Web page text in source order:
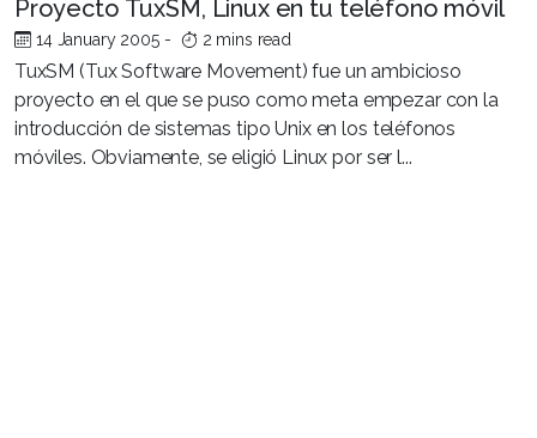
Proyecto TuxSM, Linux en tu teléfono móvil
14 January 2005 - 2 mins read
TuxSM (Tux Software Movement) fue un ambicioso
proyecto en el que se puso como meta empezar con la
introducción de sistemas tipo Unix en los teléfonos
móviles. Obviamente, se eligió Linux por ser l...